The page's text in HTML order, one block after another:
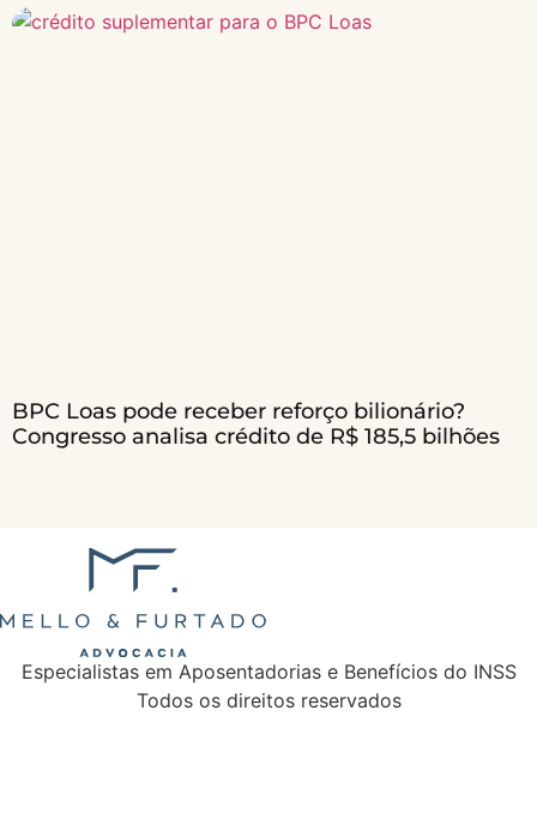
BPC Loas pode receber reforço bilionário?
Congresso analisa crédito de R$ 185,5 bilhões
Especialistas em Aposentadorias e Benefícios do INSS
Todos os direitos reservados